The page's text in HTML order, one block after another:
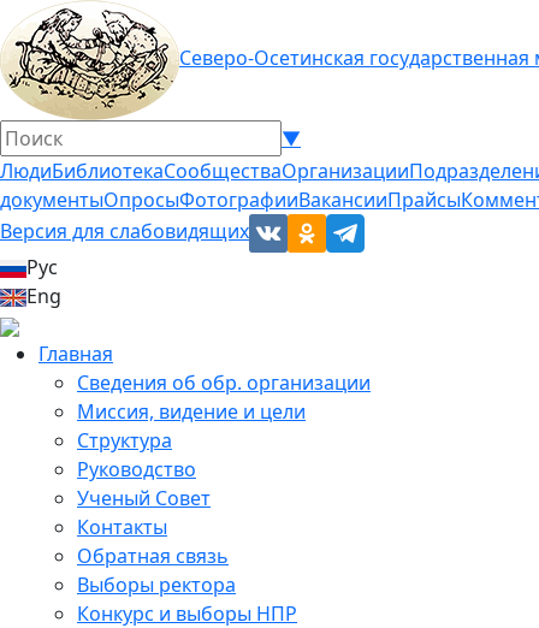
Северо-Осетинская
▼
ЛюдиБиблиотекаСообществаОрганизации
документыОпросыФотографииВакансииПрайсы
Версия для слабовидящих
Рус
Eng
Главная
Сведения об обр. организации
Миссия, видение и цели
Структура
Руководство
Ученый Совет
Контакты
Обратная связь
Выборы ректора
Конкурс и выборы НПР